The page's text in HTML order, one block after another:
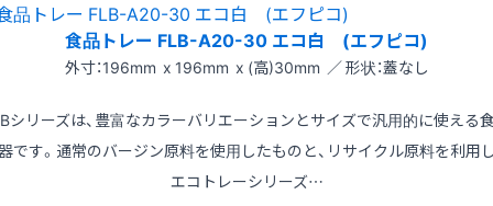
食品トレー FLB-A20-30 エコ白 (エフピコ)
外寸：196mm x 196mm x (高)30mm ／ 形状：蓋なし
シリーズは、豊富なカラーバリエーションとサイズで汎用的に使える
です。通常のバージン原料を使用したものと、リサイクル原料を利用
エコトレーシリーズ…